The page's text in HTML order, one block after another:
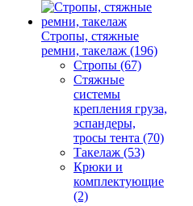
Стропы, стяжные
ремни, такелаж (196)
Стропы (67)
Стяжные
системы
крепления груза,
эспандеры,
тросы тента (70)
Такелаж (53)
Крюки и
комплектующие
(2)